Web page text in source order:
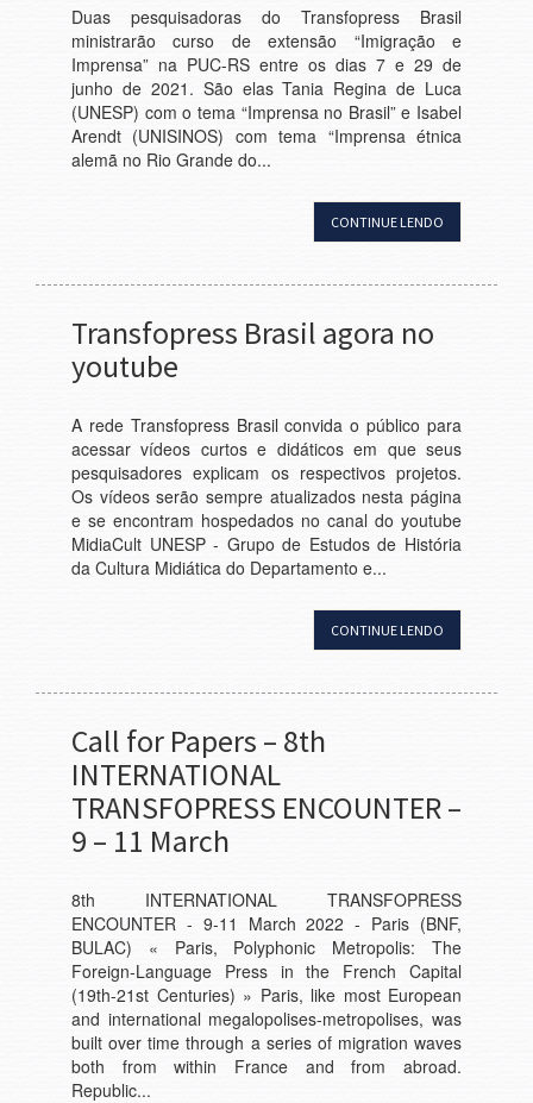
Duas pesquisadoras do Transfopress Brasil
ministrarão curso de extensão “Imigração e
Imprensa” na PUC-RS entre os dias 7 e 29 de
junho de 2021. São elas Tania Regina de Luca
(UNESP) com o tema “Imprensa no Brasil” e Isabel
Arendt (UNISINOS) com tema “Imprensa étnica
alemã no Rio Grande do...
CONTINUE LENDO
Transfopress Brasil agora no
youtube
A rede Transfopress Brasil convida o público para
acessar vídeos curtos e didáticos em que seus
pesquisadores explicam os respectivos projetos.
Os vídeos serão sempre atualizados nesta página
e se encontram hospedados no canal do youtube
MidiaCult UNESP - Grupo de Estudos de História
da Cultura Midiática do Departamento e...
CONTINUE LENDO
Call for Papers – 8th
INTERNATIONAL
TRANSFOPRESS ENCOUNTER –
9 – 11 March
8th INTERNATIONAL TRANSFOPRESS
ENCOUNTER - 9-11 March 2022 - Paris (BNF,
BULAC) « Paris, Polyphonic Metropolis: The
Foreign-Language Press in the French Capital
(19th-21st Centuries) » Paris, like most European
and international megalopolises-metropolises, was
built over time through a series of migration waves
both from within France and from abroad.
Republic...